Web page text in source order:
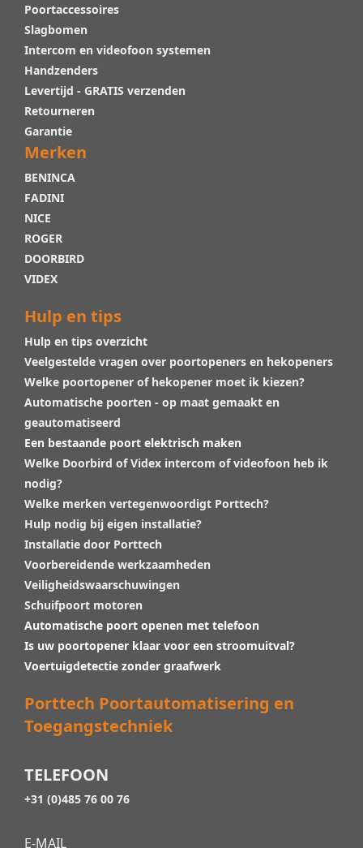
Poortaccessoires
Slagbomen
Intercom en videofoon systemen
Handzenders
Levertijd - GRATIS verzenden
Retourneren
Garantie
Merken
BENINCA
FADINI
NICE
ROGER
DOORBIRD
VIDEX
Hulp en tips
Hulp en tips overzicht
Veelgestelde vragen over poortopeners en hekopeners
Welke poortopener of hekopener moet ik kiezen?
Automatische poorten - op maat gemaakt en
geautomatiseerd
Een bestaande poort elektrisch maken
Welke Doorbird of Videx intercom of videofoon heb ik
nodig?
Welke merken vertegenwoordigt Porttech?
Hulp nodig bij eigen installatie?
Installatie door Porttech
Voorbereidende werkzaamheden
Veiligheidswaarschuwingen
Schuifpoort motoren
Automatische poort openen met telefoon
Is uw poortopener klaar voor een stroomuitval?
Voertuigdetectie zonder graafwerk
Porttech Poortautomatisering en
Toegangstechniek
TELEFOON
+31 (0)485 76 00 76
E-MAIL